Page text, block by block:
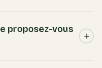
proposez-vous